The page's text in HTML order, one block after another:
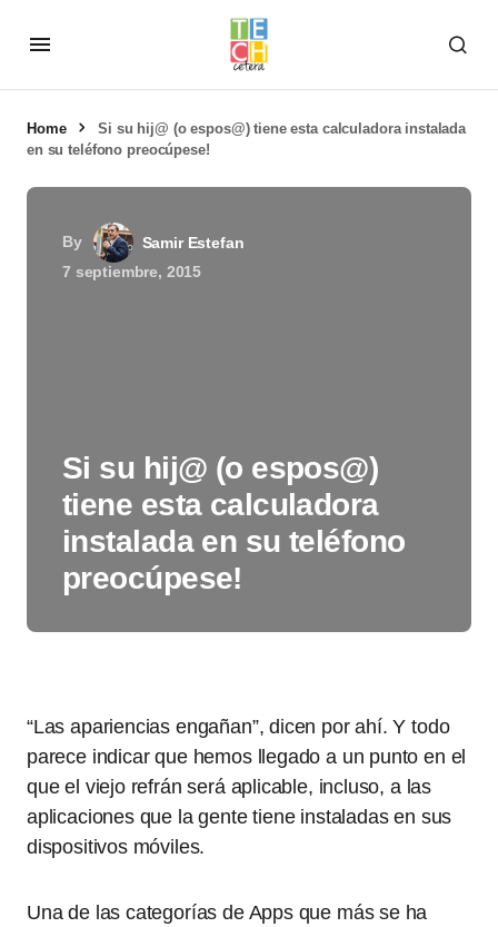
Home
Si su hij@ (o espos@) tiene esta calculadora instalada
en su teléfono preocúpese!
By
Samir Estefan
7 septiembre, 2015
Si su hij@ (o espos@)
tiene esta calculadora
instalada en su teléfono
preocúpese!
“Las apariencias engañan”, dicen por ahí. Y todo
parece indicar que hemos llegado a un punto en el
que el viejo refrán será aplicable, incluso, a las
aplicaciones que la gente tiene instaladas en sus
dispositivos móviles.
Una de las categorías de Apps que más se ha